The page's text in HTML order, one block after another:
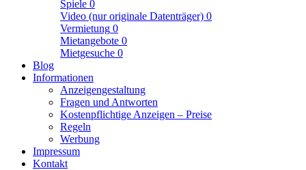
Spiele 0
Video (nur originale Datenträger) 0
Vermietung 0
Mietangebote 0
Mietgesuche 0
Blog
Informationen
Anzeigengestaltung
Fragen und Antworten
Kostenpflichtige Anzeigen – Preise
Regeln
Werbung
Impressum
Kontakt